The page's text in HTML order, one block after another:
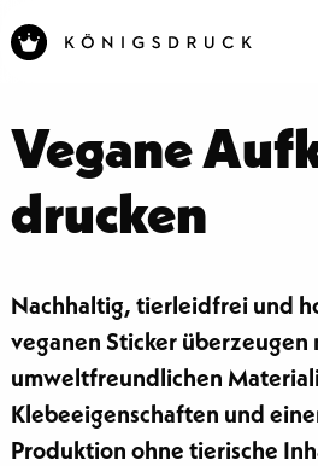
Vegane
drucken
Nachhaltig, tierleidfrei und
veganen Sticker überzeugen
umweltfreundlichen
Klebeeigenschaften und
Produktion ohne tierische